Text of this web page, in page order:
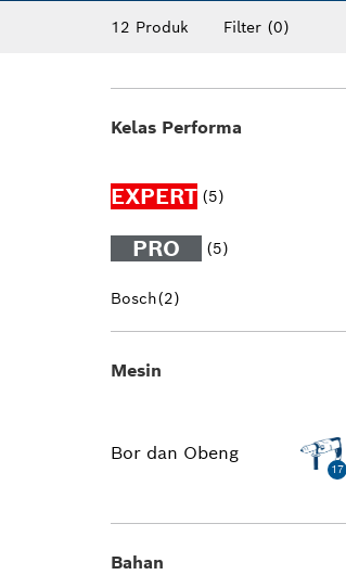
yang keras. Gunakan set
lubang yang presisi ke
12 Produk Filter (0)
Kelas Performa
EXPERT (5)
PRO (5)
Bosch(2)
Mesin
Bor dan Obeng
17
Bahan